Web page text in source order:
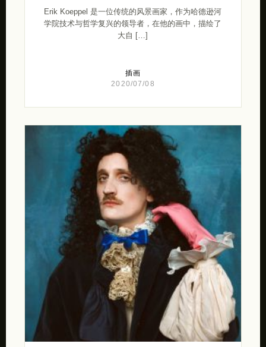
Erik Koeppel 是一位传统的风景画家，作为哈德逊河
学院技术与哲学复兴的领导者，在他的画中，描绘了
大自 […]
插画
2020/07/08